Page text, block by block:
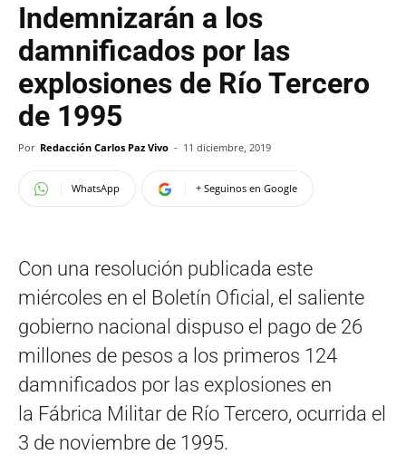
Indemnizarán a los
damnificados por las
explosiones de Río Tercero
de 1995
Por Redacción Carlos Paz Vivo - 11 diciembre, 2019
WhatsApp + Seguinos en Google
Con una resolución publicada este
miércoles en el Boletín Oficial, el saliente
gobierno nacional dispuso el pago de 26
millones de pesos a los primeros 124
damnificados por las explosiones en
la Fábrica Militar de Río Tercero, ocurrida el
3 de noviembre de 1995.